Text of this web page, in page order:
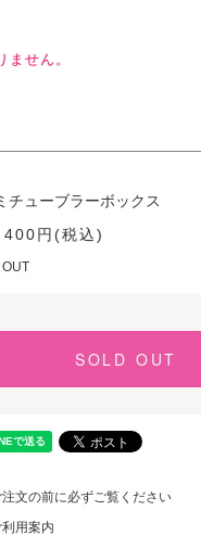
せん。
チューブラーボックス
400円(税込)
SOLD OUT
文の前に必ずご覧ください
用案内